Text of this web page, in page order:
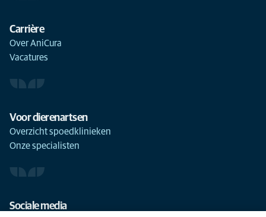
Carrière
Over AniCura
Vacatures
Voor dierenartsen
Overzicht spoedklinieken
Onze specialisten
Sociale media